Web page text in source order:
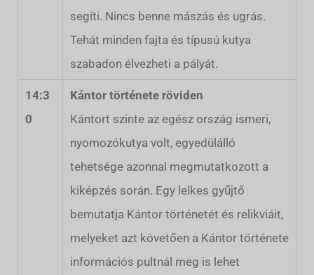
segíti. Nincs benne mászás és ugrás.
Tehát minden fajta és típusú kutya
szabadon élvezheti a pályát.
14:3
0
Kántor története röviden
Kántort szinte az egész ország ismeri,
nyomozókutya volt, egyedülálló
tehetsége azonnal megmutatkozott a
kiképzés során. Egy lelkes gyűjtő
bemutatja Kántor történetét és relikviáit,
melyeket azt követően a Kántor története
információs pultnál meg is lehet